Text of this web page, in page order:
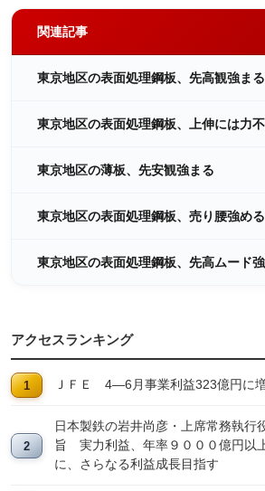
関連記事
東京地区の表面処理鋼板、先高観強まる
東京地区の表面処理鋼板、上伸には力
東京地区の薄板、先安観強まる
東京地区の表面処理鋼板、売り腰強める
東京地区の表面処理鋼板、先高ムード
アクセスランキング
ＪＦＥ 4―6月事業利益323億円に
日本製鉄の岩井尚彦・上席常務執行
旨 実力利益、年率９０００億円以
に、さらなる利益成長目指す